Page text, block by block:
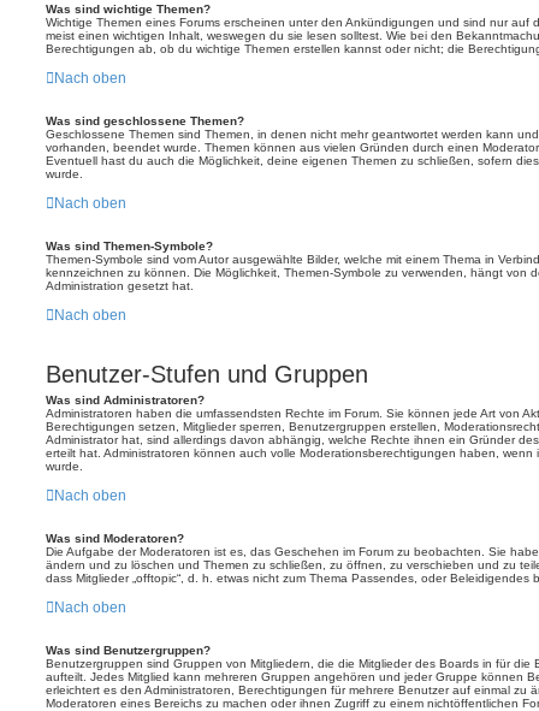
Was sind wichtige Themen?
Wichtige Themen eines Forums erscheinen unter den Ankündigungen und sind nur auf
meist einen wichtigen Inhalt, weswegen du sie lesen solltest. Wie bei den
Berechtigungen ab, ob du wichtige Themen erstellen kannst oder nicht; die
Nach oben
Was sind geschlossene Themen?
Geschlossene Themen sind Themen, in denen nicht mehr geantwortet werden kann
vorhanden, beendet wurde. Themen können aus vielen Gründen durch einen
Eventuell hast du auch die Möglichkeit, deine eigenen Themen zu schließen, sofern
wurde.
Nach oben
Was sind Themen-Symbole?
Themen-Symbole sind vom Autor ausgewählte Bilder, welche mit einem Thema in
kennzeichnen zu können. Die Möglichkeit, Themen-Symbole zu verwenden, hängt von
Administration gesetzt hat.
Nach oben
Benutzer-Stufen und Gruppen
Was sind Administratoren?
Administratoren haben die umfassendsten Rechte im Forum. Sie können jede Art von
Berechtigungen setzen, Mitglieder sperren, Benutzergruppen erstellen,
Administrator hat, sind allerdings davon abhängig, welche Rechte ihnen ein Gründer
erteilt hat. Administratoren können auch volle Moderationsberechtigungen haben,
wurde.
Nach oben
Was sind Moderatoren?
Die Aufgabe der Moderatoren ist es, das Geschehen im Forum zu beobachten. Sie
ändern und zu löschen und Themen zu schließen, zu öffnen, zu verschieben und zu
dass Mitglieder „offtopic“, d. h. etwas nicht zum Thema Passendes, oder Beleidigendes
Nach oben
Was sind Benutzergruppen?
Benutzergruppen sind Gruppen von Mitgliedern, die die Mitglieder des Boards in für die
aufteilt. Jedes Mitglied kann mehreren Gruppen angehören und jeder Gruppe können
erleichtert es den Administratoren, Berechtigungen für mehrere Benutzer auf einmal zu
Moderatoren eines Bereichs zu machen oder ihnen Zugriff zu einem nichtöffentlichen